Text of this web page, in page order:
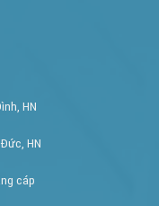
HN
HN
cáp